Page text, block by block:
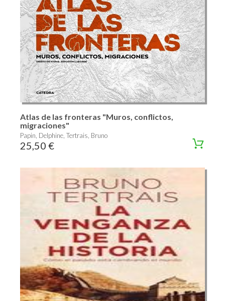
Atlas de las fronteras "Muros, conflictos,
migraciones"
Papin, Delphine, Tertrais, Bruno
25,50 €